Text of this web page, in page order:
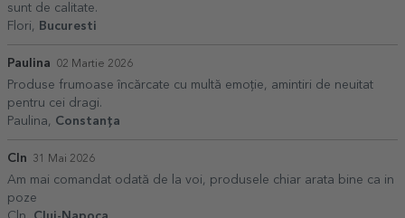
sunt de calitate.
Flori,
Bucuresti
Paulina 02 Martie 2026
Produse frumoase încărcate cu multă emoție, amintiri de neuitat
pentru cei dragi.
Paulina, Constanța
Cln 31 Mai 2026
Am mai comandat odată de la voi, produsele chiar arata bine ca in
poze